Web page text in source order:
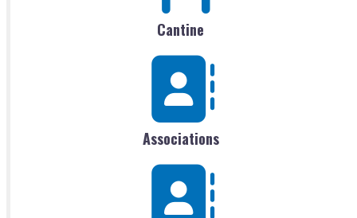
Cantine
Associations